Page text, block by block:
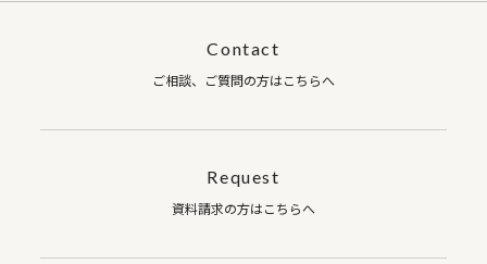
Contact
ご相談、ご質問の方はこちらへ
Request
資料請求の方はこちらへ